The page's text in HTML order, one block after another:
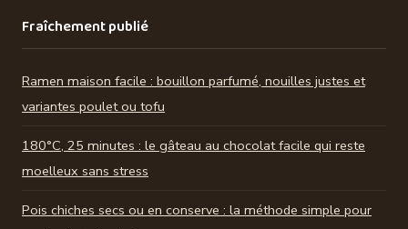
Fraîchement publié
Ramen maison facile : bouillon parfumé, nouilles justes et
variantes poulet ou tofu
180°C, 25 minutes : le gâteau au chocolat facile qui reste
moelleux sans stress
Pois chiches secs ou en conserve : la méthode simple pour